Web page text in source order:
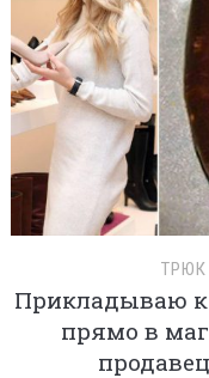
Прикладываю
прямо в